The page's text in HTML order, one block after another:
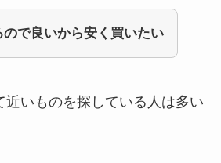
ので良いから安く買いたい
近いものを探している人は多い